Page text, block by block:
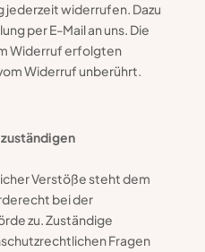
widerrufen. Dazu
per E-Mail an uns. Die
Widerruf erfolgten
Widerruf unberührt.
Verstöße steht dem
bei der
zu. Zuständige
Fragen